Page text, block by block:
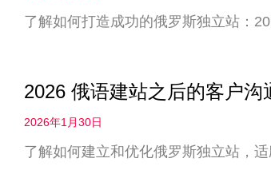
了解如何打造成功的俄罗斯独立站：
2026 俄语建站之后的客户
2026年1月30日
了解如何建立和优化俄罗斯独立站，